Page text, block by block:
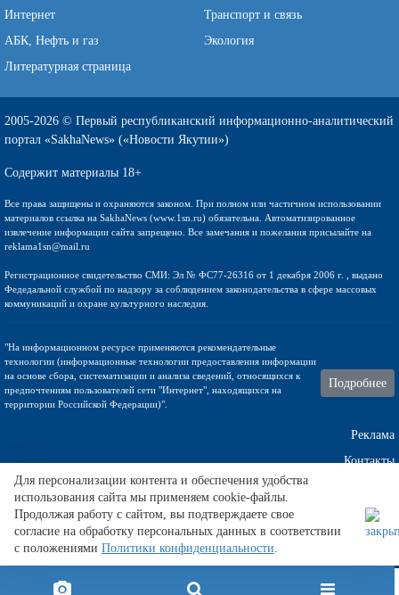
Интернет
Транспорт и связь
АБК, Нефть и газ
Экология
Литературная страница
2005-2026 © Первый республиканский информационно-аналитический
портал «SakhaNews» («Новости Якутии»)
Содержит материалы 18+
Все права защищены и охраняются законом. При полном или частичном использовании
материалов ссылка на SakhaNews (www.1sn.ru) обязательна. Автоматизированное
извлечение информации сайта запрещено. Все замечания и пожелания присылайте на
reklama1sn@mail.ru
Регистрационное свидетельство СМИ: Эл № ФС77-26316 от 1 декабря 2006 г. , выдано
Федедальной службой по надзору за соблюдением законодательства в сфере массовых
коммуникаций и охране культурного наследия.
"На информационном ресурсе применяются рекомендательные
технологии (информационные технологии предоставления информации
на основе сбора, систематизации и анализа сведений, относящихся к
предпочтениям пользователей сети "Интернет", находящихся на
территории Российской Федерации)".
Подробнее
Реклама
Контакты
Техническа поддержка
Для персонализации контента и обеспечения удобства
использования сайта мы применяем cookie-файлы.
Продолжая работу с сайтом, вы подтверждаете свое
согласие на обработку персональных данных в соответствии
с положениями Политики конфиденциальности.